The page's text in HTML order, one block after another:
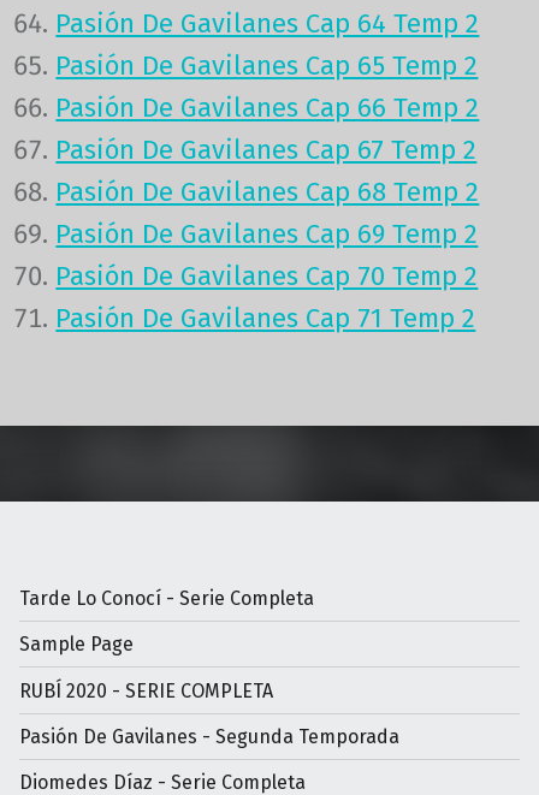
Pasión De Gavilanes Cap 64 Temp 2
Pasión De Gavilanes Cap 65 Temp 2
Pasión De Gavilanes Cap 66 Temp 2
Pasión De Gavilanes Cap 67 Temp 2
Pasión De Gavilanes Cap 68 Temp 2
Pasión De Gavilanes Cap 69 Temp 2
Pasión De Gavilanes Cap 70 Temp 2
Pasión De Gavilanes Cap 71 Temp 2
Tarde Lo Conocí - Serie Completa
Sample Page
RUBÍ 2020 - SERIE COMPLETA
Pasión De Gavilanes - Segunda Temporada
Diomedes Díaz - Serie Completa